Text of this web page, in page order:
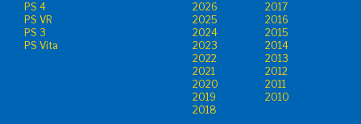
PS 4
PS VR
PS 3
PS Vita
2026
2017
2025
2016
2024
2015
2023
2014
2022
2013
2021
2012
2020
2011
2019
2010
2018